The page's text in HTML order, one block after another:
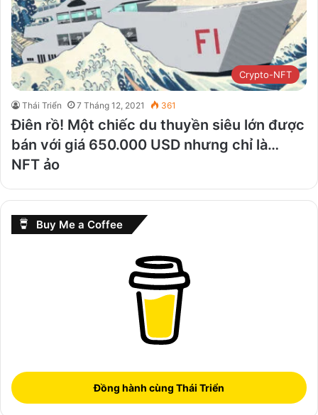
Crypto-NFT
Thái Triển 7 Tháng 12, 2021 361
Điên rồ! Một chiếc du thuyền siêu lớn được
bán với giá 650.000 USD nhưng chỉ là…
NFT ảo
Buy Me a Coffee
Đồng hành cùng Thái Triển